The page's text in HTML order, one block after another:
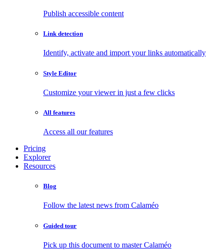
Publish accessible content
Link detection
Identify, activate and import your links automatically
Style Editor
Customize your viewer in just a few clicks
All features
Access all our features
Pricing
Explorer
Resources
Blog
Follow the latest news from Calaméo
Guided tour
Pick up this document to master Calaméo